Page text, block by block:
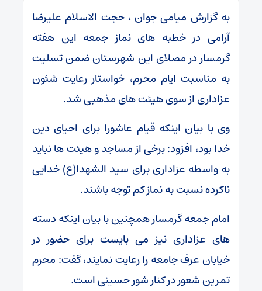
به گزارش میامی جوان ، حجت الاسلام علیرضا
آرامی در خطبه های نماز جمعه این هفته
گرمسار در مصلای این شهرستان ضمن تسلیت
به مناسبت ایام محرم، خواستار رعایت شئون
عزاداری از سوی هیئت های مذهبی شد.
وی با بیان اینکه قیام عاشورا برای احیای دین
خدا بود، افزود: برخی از مساجد و هیئت ها نباید
به واسطه عزاداری برای سید الشهدا(ع) خدایی
ناکرده نسبت به نماز کم توجه باشند.
امام جمعه گرمسار همچنین با بیان اینکه دسته
های عزاداری نیز می بایست برای حضور در
خیابان عرف جامعه را رعایت نمایند، گفت: محرم
تمرین شعور در کنار شور حسینی است.